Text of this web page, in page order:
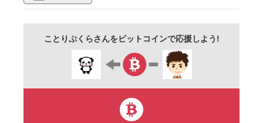
ことりぷくらさんをビットコインで応援しよう!